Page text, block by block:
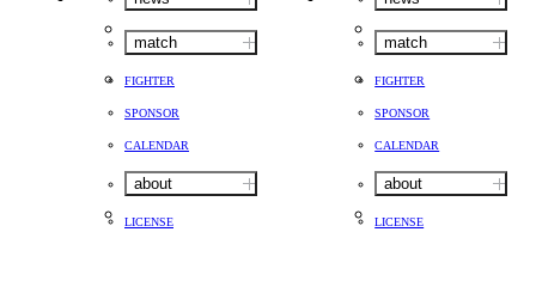
match
FIGHTER
SPONSOR
CALENDAR
about
LICENSE
match
FIGHTER
SPONSOR
CALENDAR
about
LICENSE